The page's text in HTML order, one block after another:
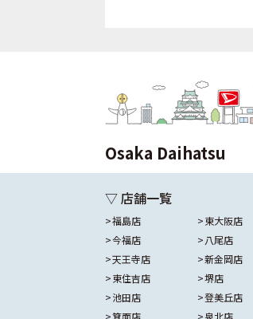
Osaka Daihatsu
▽ 店舗一覧
福島店
今福店
天王寺店
東住吉店
池田店
箕面店
東大阪店
八尾店
新金岡店
堺店
登美丘店
泉北店